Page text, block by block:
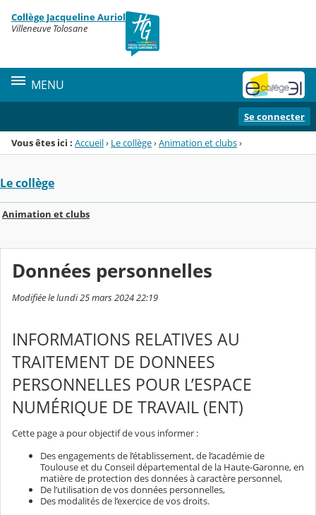
Menu de la rubrique
Contenu
Collège Jacqueline Auriol
Villeneuve Tolosane
MENU
Se connecter
Vous êtes ici : Accueil› Le collège›Animation et clubs›
Le collège
Animation et clubs
Données personnelles
Modifiée le lundi 25 mars 2024 22:19
INFORMATIONS RELATIVES AU
TRAITEMENT DE DONNEES
PERSONNELLES POUR L’ESPACE
NUMÉRIQUE DE TRAVAIL (ENT)
Cette page a pour objectif de vous informer :
Des engagements de l’établissement, de l’académie de
Toulouse et du Conseil départemental de la Haute-Garonne, en
matière de protection des données à caractère personnel,
De l’utilisation de vos données personnelles,
Des modalités de l’exercice de vos droits.